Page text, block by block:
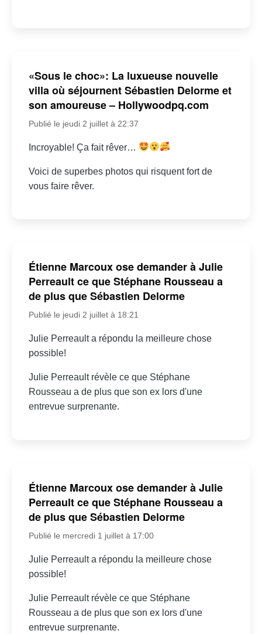
«Sous le choc»: La luxueuse nouvelle
villa où séjournent Sébastien Delorme et
son amoureuse – Hollywoodpq.com
Publié le jeudi 2 juillet à 22:37
Incroyable! Ça fait rêver…
Voici de superbes photos qui risquent fort de
vous faire rêver.
Étienne Marcoux ose demander à Julie
Perreault ce que Stéphane Rousseau a
de plus que Sébastien Delorme
Publié le jeudi 2 juillet à 18:21
Julie Perreault a répondu la meilleure chose
possible!
Julie Perreault révèle ce que Stéphane
Rousseau a de plus que son ex lors d'une
entrevue surprenante.
Étienne Marcoux ose demander à Julie
Perreault ce que Stéphane Rousseau a
de plus que Sébastien Delorme
Publié le mercredi 1 juillet à 17:00
Julie Perreault a répondu la meilleure chose
possible!
Julie Perreault révèle ce que Stéphane
Rousseau a de plus que son ex lors d'une
entrevue surprenante.